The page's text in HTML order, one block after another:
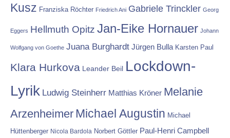
Kusz Franziska Röchter Friedrich Ani Gabriele Trinckler Georg
Eggers Hellmuth Opitz Jan-Eike Hornauer Johann
Wolfgang von Goethe Juana Burghardt Jürgen Bulla Karsten Paul
Klara Hurkova Leander Beil Lockdown-
Lyrik Ludwig Steinherr Matthias Kröner Melanie
Arzenheimer Michael Augustin Michael
Hüttenberger Nicola Bardola Norbert Göttler Paul-Henri Campbell